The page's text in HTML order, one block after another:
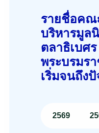
รายชื่อคณ
บริหารมูล
ตลาธิเบศ
พระบรมร
เริ่มจนถึง
2569